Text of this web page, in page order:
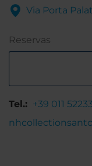
Via Porta
Reservas
Tel.: +39 011